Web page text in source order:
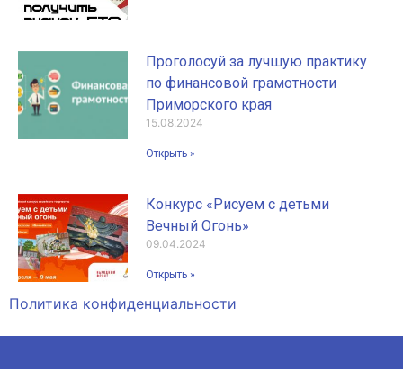
Проголосуй за лучшую практику
по финансовой грамотности
Приморского края
15.08.2024
Открыть »
Конкурс «Рисуем с детьми
Вечный Огонь»
09.04.2024
Открыть »
Политика конфиденциальности